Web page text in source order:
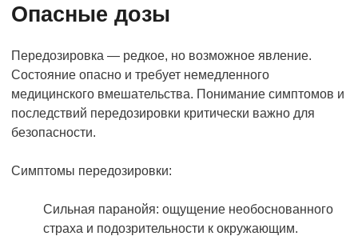
Опасные дозы
Передозировка — редкое, но возможное явление.
Состояние опасно и требует немедленного
медицинского вмешательства. Понимание симптомов и
последствий передозировки критически важно для
безопасности.
Симптомы передозировки:
Сильная паранойя: ощущение необоснованного
страха и подозрительности к окружающим.